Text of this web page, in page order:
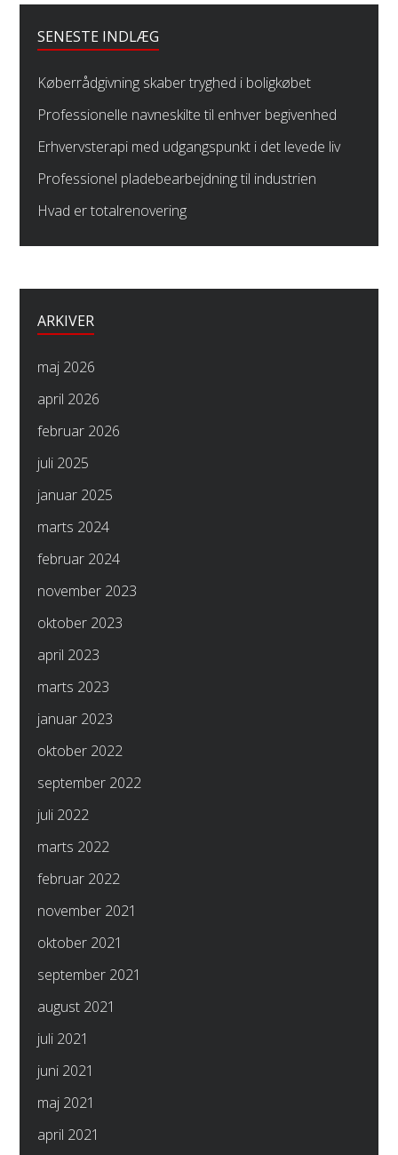
SENESTE INDLÆG
Køberrådgivning skaber tryghed i boligkøbet
Professionelle navneskilte til enhver begivenhed
Erhvervsterapi med udgangspunkt i det levede liv
Professionel pladebearbejdning til industrien
Hvad er totalrenovering
ARKIVER
maj 2026
april 2026
februar 2026
juli 2025
januar 2025
marts 2024
februar 2024
november 2023
oktober 2023
april 2023
marts 2023
januar 2023
oktober 2022
september 2022
juli 2022
marts 2022
februar 2022
november 2021
oktober 2021
september 2021
august 2021
juli 2021
juni 2021
maj 2021
april 2021